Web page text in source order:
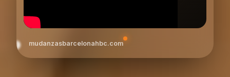
mudanzasbarcelonahbc.com